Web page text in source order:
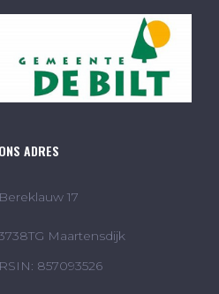
ONS ADRES
Bereklauw 17
Maartensdijk
RSIN: 857093526